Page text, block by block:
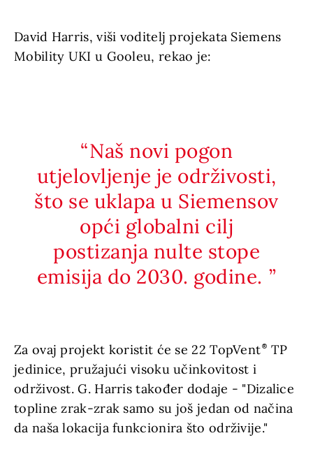
David Harris, viši voditelj projekata Siemens
Mobility UKI u Gooleu, rekao je:
Naš novi pogon
utjelovljenje je održivosti,
što se uklapa u Siemensov
opći globalni cilj
postizanja nulte stope
emisija do 2030. godine.
Za ovaj projekt koristit će se 22 TopVent
TP
jedinice, pružajući visoku učinkovitost i
održivost. G. Harris također dodaje - "Dizalice
topline zrak-zrak samo su još jedan od načina
da naša lokacija funkcionira što održivije."